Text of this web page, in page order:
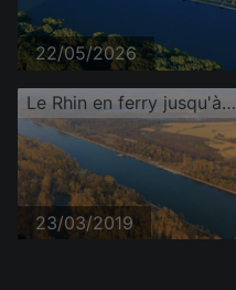
22/05/2026
Le Rhin en ferry jusqu'à Leimersheim
23/03/2019